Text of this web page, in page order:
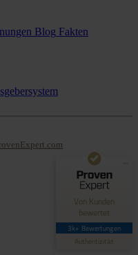
Blog Fakten
Von Kunden
bewertet
3k+ Bewertungen
Authentizität
89%
62
Bewertungen auf
ProvenExpert.com
ProvenExpert-Profil werfen